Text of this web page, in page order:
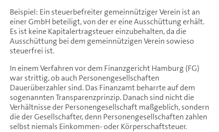
Beispiel: Ein steuerbefreiter gemeinnütziger Verein ist an
einer GmbH beteiligt, von der er eine Ausschüttung erhält.
Es ist keine Kapitalertragsteuer einzubehalten, da die
Ausschüttung bei dem gemeinnützigen Verein sowieso
steuerfrei ist.
In einem Verfahren vor dem Finanzgericht Hamburg (FG)
war strittig, ob auch Personengesellschaften
Dauerüberzahler sind. Das Finanzamt beharrte auf dem
sogenannten Transparenzprinzip. Danach sind nicht die
Verhältnisse der Personengesellschaft maßgeblich, sondern
die der Gesellschafter, denn Personengesellschaften zahlen
selbst niemals Einkommen- oder Körperschaftsteuer.